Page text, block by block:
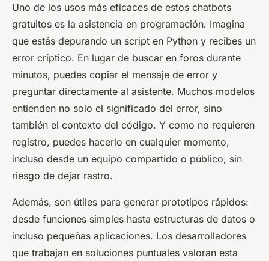
Uno de los usos más eficaces de estos chatbots
gratuitos es la asistencia en programación. Imagina
que estás depurando un script en Python y recibes un
error críptico. En lugar de buscar en foros durante
minutos, puedes copiar el mensaje de error y
preguntar directamente al asistente. Muchos modelos
entienden no solo el significado del error, sino
también el contexto del código. Y como no requieren
registro, puedes hacerlo en cualquier momento,
incluso desde un equipo compartido o público, sin
riesgo de dejar rastro.
Además, son útiles para generar prototipos rápidos:
desde funciones simples hasta estructuras de datos o
incluso pequeñas aplicaciones. Los desarrolladores
que trabajan en soluciones puntuales valoran esta